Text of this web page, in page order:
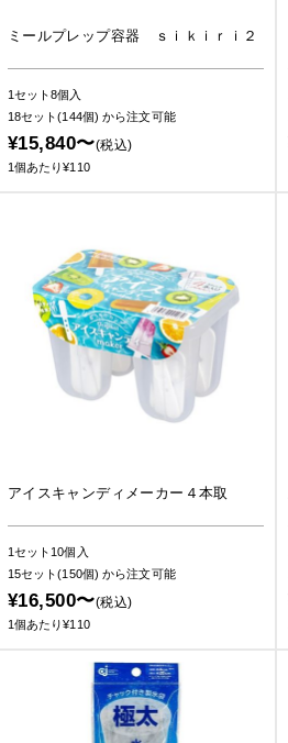
ミールプレップ容器 ｓｉｋｉｒｉ２
1セット8個入
18セット(144個)から注文可能
¥15,840〜(税込)
1個あたり¥110
アイスキャンディメーカー４本取
1セット10個入
15セット(150個)から注文可能
¥16,500〜(税込)
1個あたり¥110